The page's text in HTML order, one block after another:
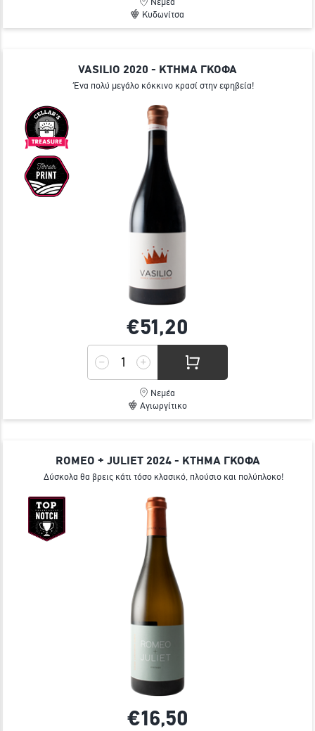
Κυδωνίτσα
VASILIO 2020 - ΚΤΗΜΑ ΓΚΟΦΑ
Ένα πολύ μεγάλο κόκκινο κρασί στην εφηβεία!
€51,20
Νεμέα
Αγιωργίτικο
ROMEO + JULIET 2024 - ΚΤΗΜΑ ΓΚΟΦΑ
Δύσκολα θα βρεις κάτι τόσο κλασικό, πλούσιο και πολύπλοκο!
€16,50